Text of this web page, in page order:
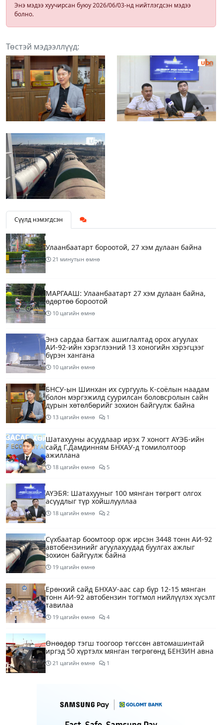
Энэ мэдээ хуучирсан буюу 2026/06/03-нд нийтлэгдсэн мэдээ
болно.
Төстэй мэдээллүүд:
Сүүлд нэмэгдсэн
Улаанбаатарт бороотой, 27 хэм дулаан байна
21 минутын өмнө
МАРГААШ: Улаанбаатарт 27 хэм дулаан байна,
өдөртөө бороотой
10 цагийн өмнө
Энэ сардаа багтаж ашиглалтад орох агуулах
АИ-92-ийн хэрэглээний 13 хоногийн хэрэгцээг
бүрэн хангана
10 цагийн өмнө
БНСУ-ын Шинхан их сургууль К-соёлын наадам
болон мэргэжилд суурилсан боловсролын сайн
дурын хөтөлбөрийг зохион байгуулж байна
13 цагийн өмнө 1
Шатахууны асуудлаар ирэх 7 хоногт АҮЭБ-ийн
сайд Г.Дамдинням БНХАУ-д томилолтоор
ажиллана
18 цагийн өмнө 5
АҮЭБЯ: Шатахууныг 100 мянган төгрөгт олгох
асуудлыг түр хойшлууллаа
18 цагийн өмнө 2
Сүхбаатар боомтоор орж ирсэн 3448 тонн АИ-92
автобензинийг агуулахуудад буулгах ажлыг
зохион байгуулж байна
19 цагийн өмнө
Ерөнхий сайд БНХАУ-аас сар бүр 12-15 мянган
тонн АИ-92 автобензин тогтмол нийлүүлэх хүсэлт
тавилаа
19 цагийн өмнө 4
Өнөөдөр тэгш тоогоор төгссөн автомашинтай
иргэд 50 хүртэлх мянган төгрөгөнд БЕНЗИН авна
21 цагийн өмнө 1
Өнөөдөр” Аавуудын баяр”-ын өдөр
1 өдрийн өмнө